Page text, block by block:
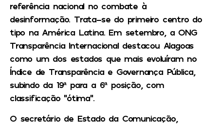
referência nacional no combate à
desinformação. Trata-se do primeiro centro do
tipo na América Latina. Em setembro, a ONG
Transparência Internacional destacou Alagoas
como um dos estados que mais evoluíram no
Índice de Transparência e Governança Pública,
subindo da 19ª para a 6ª posição, com
classificação “ótima”.
O secretário de Estado da Comunicação,